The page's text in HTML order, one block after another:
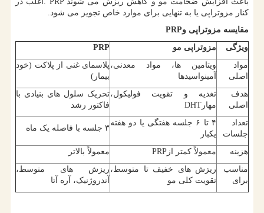
کنار مزوتراپی یا به تنهایی برای موارد خاص تجویز می شود.
مقایسه مزوتراپی وPRP
ویژگی
مزوتراپی مو
PRP
مواد
اصلی
ویتامین ها، مواد معدنی،
آمینواسیدها
پلاسمای غنی از پلاکت (خود
بیمار)
هدف
اصلی
تغذیه و تقویت فولیکول،
مهار DHT
تحریک سلول های بنیادی با
فاکتور رشد
تعداد
جلسات
۴ تا ۶ جلسه هفتگی یا دو هفته
یکبار
۳ جلسه با فاصله یک ماه
هزینه معمولاً کمتر از PRP
معمولاً بالاتر
مناسب
برای
ریزش های خفیف تا متوسط،
تقویت کلی مو
ریزش های متوسط،
آندروژنیک، آره آتا